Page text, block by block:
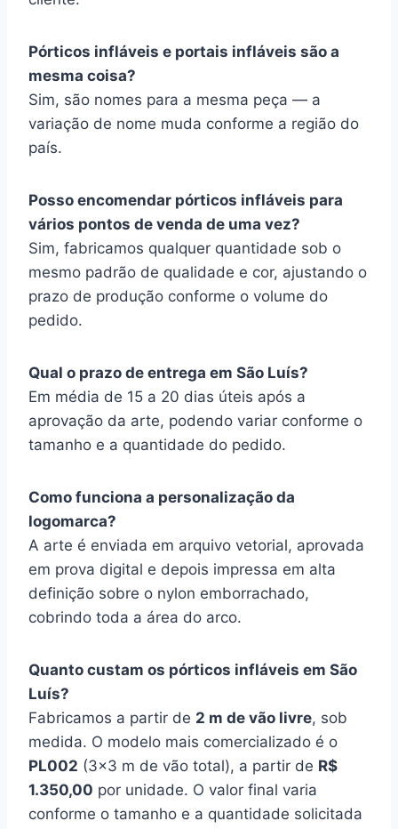
Pórticos infláveis e portais infláveis são a
mesma coisa?
Sim, são nomes para a mesma peça — a
variação de nome muda conforme a região do
país.
Posso encomendar pórticos infláveis para
vários pontos de venda de uma vez?
Sim, fabricamos qualquer quantidade sob o
mesmo padrão de qualidade e cor, ajustando o
prazo de produção conforme o volume do
pedido.
Qual o prazo de entrega em São Luís?
Em média de 15 a 20 dias úteis após a
aprovação da arte, podendo variar conforme o
tamanho e a quantidade do pedido.
Como funciona a personalização da
logomarca?
A arte é enviada em arquivo vetorial, aprovada
em prova digital e depois impressa em alta
definição sobre o nylon emborrachado,
cobrindo toda a área do arco.
Quanto custam os pórticos infláveis em São
Luís?
Fabricamos a partir de 2 m de vão livre, sob
medida. O modelo mais comercializado é o
PL002 (3×3 m de vão total), a partir de R$
1.350,00 por unidade. O valor final varia
conforme o tamanho e a quantidade solicitada